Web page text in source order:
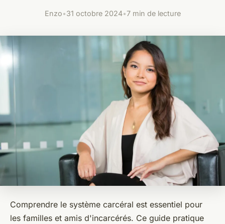
Enzo•31 octobre 2024•7 min de lecture
Comprendre le système carcéral est essentiel pour
les familles et amis d'incarcérés. Ce guide pratique